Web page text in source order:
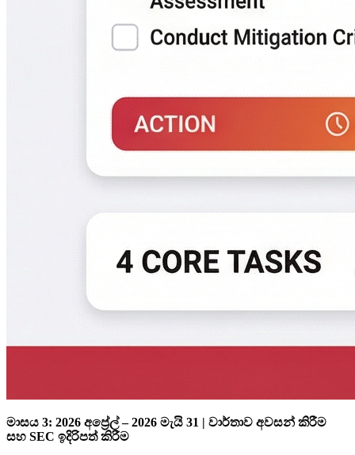
මාසය 3: 2026 අප්‍රේල් – 2026 මැයි 31 | වාර්තාව අවසන් කිරීම
සහ SEC ඉදිරිපත් කිරීම